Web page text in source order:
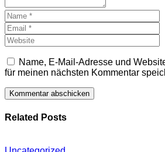
Name, E-Mail-Adresse und
für meinen nächsten Kommentar
Related Posts